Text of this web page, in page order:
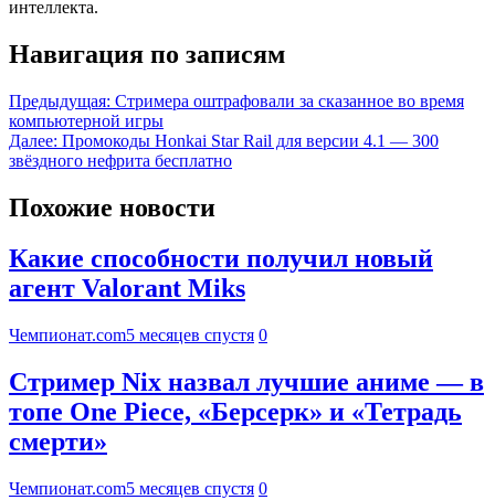
интеллекта.
Навигация по записям
Предыдущая: Стримера оштрафовали за сказанное во время
компьютерной игры
Далее: Промокоды Honkai Star Rail для версии 4.1 — 300
звёздного нефрита бесплатно
Похожие новости
Какие способности получил новый
агент Valorant Miks
Чемпионат.com5 месяцев спустя 0
Стример Nix назвал лучшие аниме — в
топе One Piece, «Берсерк» и «Тетрадь
смерти»
Чемпионат.com5 месяцев спустя 0